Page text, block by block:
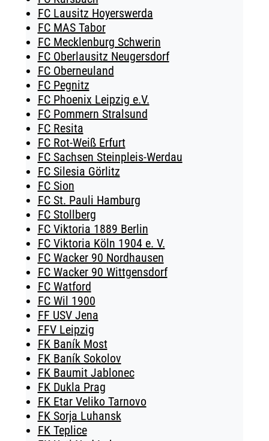
FC Lausitz Hoyerswerda
FC MAS Tabor
FC Mecklenburg Schwerin
FC Oberlausitz Neugersdorf
FC Oberneuland
FC Pegnitz
FC Phoenix Leipzig e.V.
FC Pommern Stralsund
FC Resita
FC Rot-Weiß Erfurt
FC Sachsen Steinpleis-Werdau
FC Silesia Görlitz
FC Sion
FC St. Pauli Hamburg
FC Stollberg
FC Viktoria 1889 Berlin
FC Viktoria Köln 1904 e. V.
FC Wacker 90 Nordhausen
FC Wacker 90 Wittgensdorf
FC Watford
FC Wil 1900
FF USV Jena
FFV Leipzig
FK Baník Most
FK Baník Sokolov
FK Baumit Jablonec
FK Dukla Prag
FK Etar Veliko Tarnovo
FK Sorja Luhansk
FK Teplice